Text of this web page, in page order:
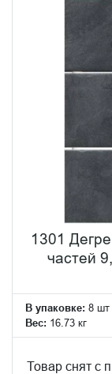
1301
частей
В упаковке: 8 шт
Вес: 16.73 кг
Товар снят с